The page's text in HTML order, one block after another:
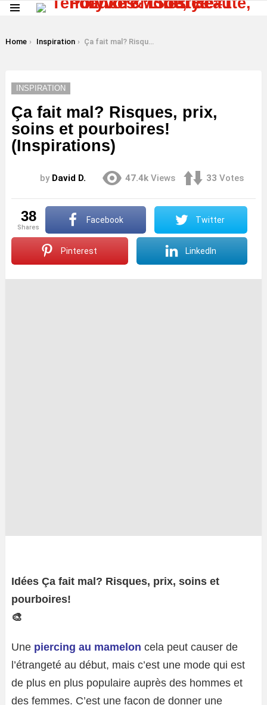
You are here:
Home Inspiration Ça fait mal? Risques, prix, soins et pourboires! (Inspirations)
INSPIRATION
Ça fait mal? Risques, prix,
soins et pourboires!
(Inspirations)
by David D. 47.4k Views 33 Votes
38
shares
Facebook Twitter
Pinterest LinkedIn
Idées Ça fait mal? Risques, prix, soins et
pourboires!
🎨
Une piercing au mamelon cela peut causer de
l’étrangeté au début, mais c’est une mode qui est
de plus en plus populaire auprès des hommes et
des femmes. C’est une façon de donner une